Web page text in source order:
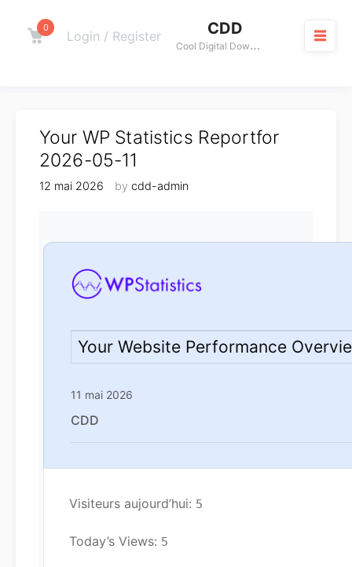
content
CDD
C
ool Digital Download
Cart
0
Login / Register
Your WP Statistics Reportfor
2026-05-11
12 mai 2026 by cdd-admin
Your Website Performance
11 mai 2026
CDD
Visiteurs aujourd’hui: 5
Today’s Views: 5